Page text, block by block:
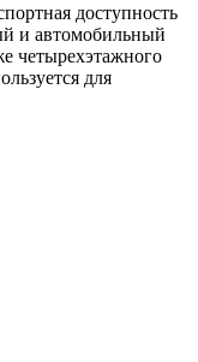
доступность
и автомобильный
четырехэтажного
для